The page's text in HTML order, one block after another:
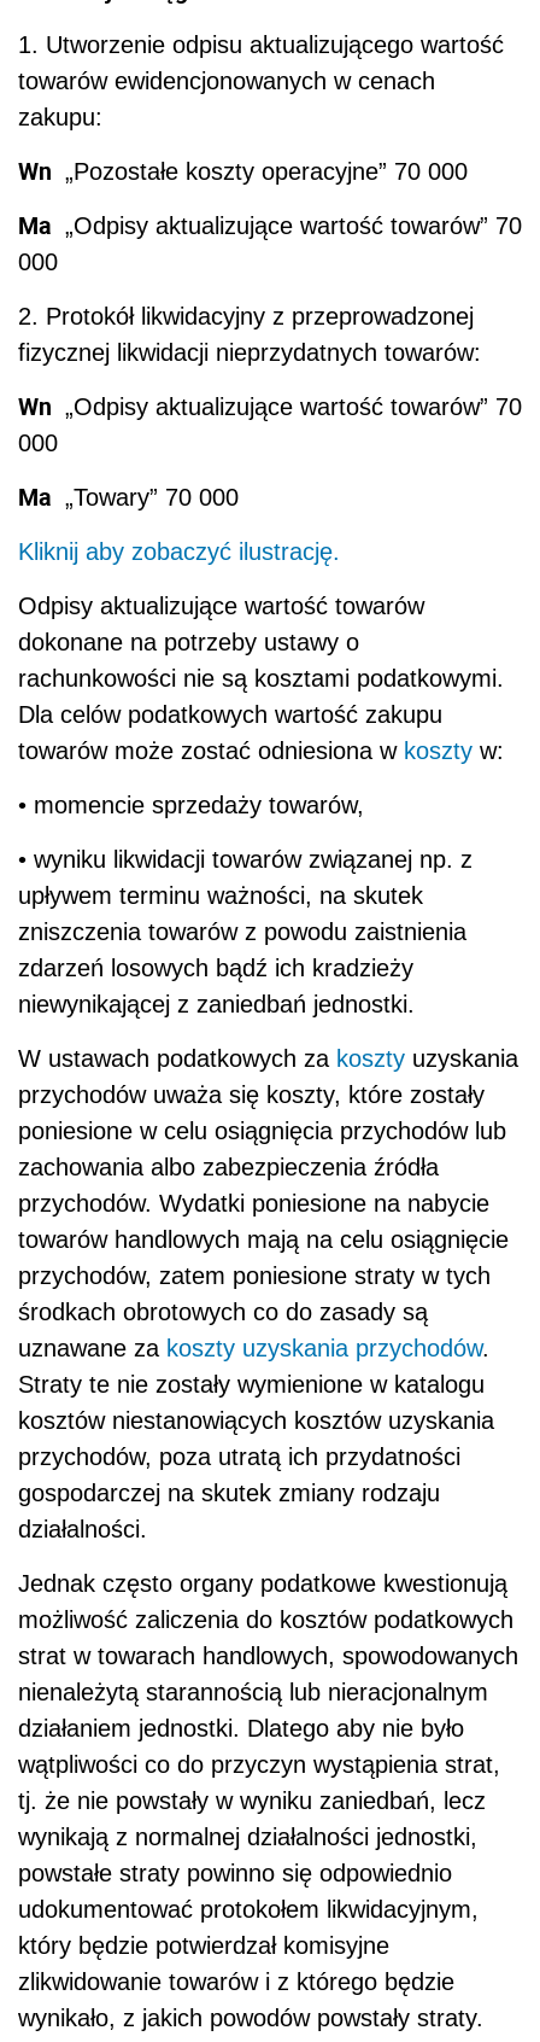
1. Utworzenie odpisu aktualizującego wartość
towarów ewidencjonowanych w cenach
zakupu:
Wn „Pozostałe koszty operacyjne” 70 000
Ma „Odpisy aktualizujące wartość towarów” 70
000
2. Protokół likwidacyjny z przeprowadzonej
fizycznej likwidacji nieprzydatnych towarów:
Wn „Odpisy aktualizujące wartość towarów” 70
000
Ma „Towary” 70 000
Kliknij aby zobaczyć ilustrację.
Odpisy aktualizujące wartość towarów
dokonane na potrzeby ustawy o
rachunkowości nie są kosztami podatkowymi.
Dla celów podatkowych wartość zakupu
towarów może zostać odniesiona w koszty w:
• momencie sprzedaży towarów,
• wyniku likwidacji towarów związanej np. z
upływem terminu ważności, na skutek
zniszczenia towarów z powodu zaistnienia
zdarzeń losowych bądź ich kradzieży
niewynikającej z zaniedbań jednostki.
W ustawach podatkowych za koszty uzyskania
przychodów uważa się koszty, które zostały
poniesione w celu osiągnięcia przychodów lub
zachowania albo zabezpieczenia źródła
przychodów. Wydatki poniesione na nabycie
towarów handlowych mają na celu osiągnięcie
przychodów, zatem poniesione straty w tych
środkach obrotowych co do zasady są
uznawane za koszty uzyskania przychodów.
Straty te nie zostały wymienione w katalogu
kosztów niestanowiących kosztów uzyskania
przychodów, poza utratą ich przydatności
gospodarczej na skutek zmiany rodzaju
działalności.
Jednak często organy podatkowe kwestionują
możliwość zaliczenia do kosztów podatkowych
strat w towarach handlowych, spowodowanych
nienależytą starannością lub nieracjonalnym
działaniem jednostki. Dlatego aby nie było
wątpliwości co do przyczyn wystąpienia strat,
tj. że nie powstały w wyniku zaniedbań, lecz
wynikają z normalnej działalności jednostki,
powstałe straty powinno się odpowiednio
udokumentować protokołem likwidacyjnym,
który będzie potwierdzał komisyjne
zlikwidowanie towarów i z którego będzie
wynikało, z jakich powodów powstały straty.